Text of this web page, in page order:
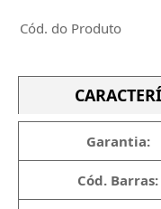
Cód. do Produto
Garantia:
Cód. Barras: